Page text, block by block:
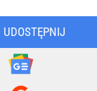
UDOSTĘPNIJ